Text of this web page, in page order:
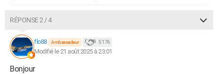
RÉPONSE 2 / 4
flo88 Ambassadeur 5 176
Modifié le 21 août 2025 à 23:01
Bonjour